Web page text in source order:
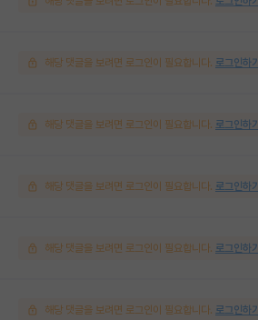
해당 댓글을 보려면 로그인이 필요합니다. 로그인하기
해당 댓글을 보려면 로그인이 필요합니다. 로그인하기
해당 댓글을 보려면 로그인이 필요합니다. 로그인하기
해당 댓글을 보려면 로그인이 필요합니다. 로그인하기
해당 댓글을 보려면 로그인이 필요합니다. 로그인하기